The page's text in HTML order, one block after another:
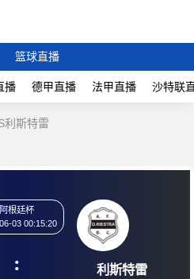
篮球直播
播 德甲直播 法甲直播 沙特联
利斯特雷
2026-06-03 00:15:20